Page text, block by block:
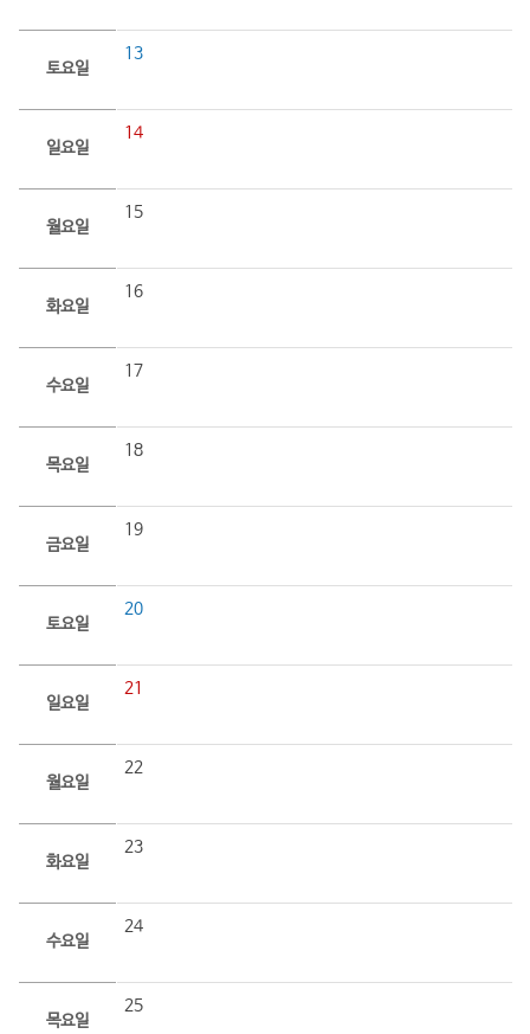
토요일
13
일요일
14
월요일
15
화요일
16
수요일
17
목요일
18
금요일
19
토요일
20
일요일
21
월요일
22
화요일
23
수요일
24
목요일
25